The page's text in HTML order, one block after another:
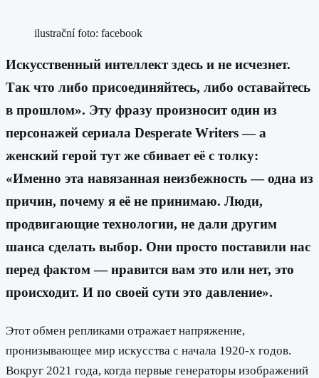
ilustrační foto: facebook
Искусственный интеллект здесь и не исчезнет.
Так что либо присоединяйтесь, либо оставайтесь
в прошлом». Эту фразу произносит один из
персонажей сериала Desperate Writers — а
женский герой тут же сбивает её с толку:
«Именно эта навязанная неизбежность — одна из
причин, почему я её не принимаю. Люди,
продвигающие технологии, не дали другим
шанса сделать выбор. Они просто поставили нас
перед фактом — нравится вам это или нет, это
происходит. И по своей сути это давление».
Этот обмен репликами отражает напряжение,
пронизывающее мир искусства с начала 1920-х годов.
Вокруг 2021 года, когда первые генераторы изображений